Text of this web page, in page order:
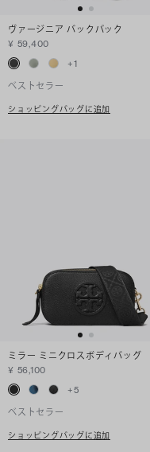
ヴァージニア バックパック
¥ 59,400
+1
ベストセラー
ショッピングバッグに追加
ミラー ミニクロスボディバッグ
¥ 56,100
+5
ベストセラー
ショッピングバッグに追加